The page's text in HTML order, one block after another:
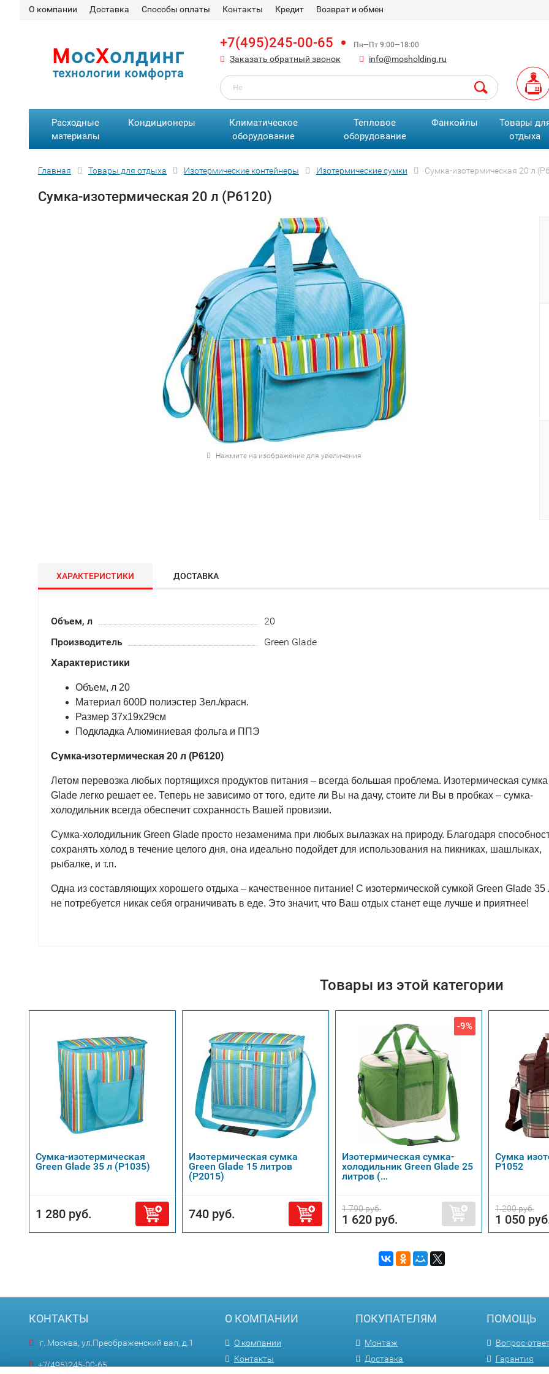
О компании Доставка Способы оплаты Контакты Кредит Возврат и обмен
МосХолдинг
технологии комфорта
+7(495)245-00-65 Пн—Пт 9:00—18:00
Заказать обратный звонок info@mosholding.ru
Расходные
материалы
Кондиционеры
Климатическое
оборудование
Тепловое
оборудование
Фанкойлы
Товары
отдыха
Главная Товары для отдыха Изотермические контейнеры Изотермические сумки Сумка-изотермическая 20 л
Сумка-изотермическая 20 л (Р6120)
Нажмите на изображение для увеличения
ХАРАКТЕРИСТИКИ ДОСТАВКА
Объем, л
20
Производитель
Green Glade
Характеристики
Объем, л 20
Материал 600D полиэстер Зел./красн.
Размер 37x19x29cм
Подкладка Алюминиевая фольга и ППЭ
Сумка-изотермическая 20 л (Р6120)
Летом перевозка любых портящихся продуктов питания – всегда большая проблема. Изотермическая
Glade легко решает ее. Теперь не зависимо от того, едите ли Вы на дачу, стоите ли Вы в пробках – сумка-
холодильник всегда обеспечит сохранность Вашей провизии.
Сумка-холодильник Green Glade просто незаменима при любых вылазках на природу. Благодаря
сохранять холод в течение целого дня, она идеально подойдет для использования на пикниках, шашлыках,
рыбалке, и т.п.
Одна из составляющих хорошего отдыха – качественное питание! С изотермической сумкой Green Glade
не потребуется никак себя ограничивать в еде. Это значит, что Ваш отдых станет еще лучше и приятнее!
Товары из этой категории
Сумка-изотермическая
Green Glade 35 л (Р1035)
1 280 руб.
Изотермическая сумка
Green Glade 15 литров
(P2015)
740 руб.
-9%
Изотермическая сумка-
холодильник Green Glade 25
литров (...
1 790 руб.
1 620 руб.
Сумка
P1052
1 200 руб.
1 050
КОНТАКТЫ
г. Москва, ул.Преображенский вал, д.1
+7(495)245-00-65
О КОМПАНИИ
О компании
Контакты
ПОКУПАТЕЛЯМ
Монтаж
Доставка
ПОМОЩЬ
Вопрос-
Гарантия